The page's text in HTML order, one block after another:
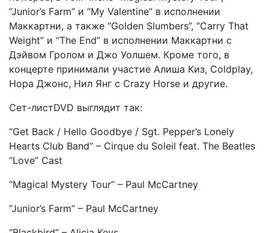
“Junior’s Farm” и “My Valentine” в исполнении
Маккартни, а также “Golden Slumbers”, “Carry That
Weight” и “The End” в исполнении Маккартни с
Дэйвом Гролом и Джо Уолшем. Кроме того, в
концерте принимали участие Алиша Киз, Coldplay,
Нора Джонс, Нил Янг с Crazy Horse и другие.
Cет-листDVD выглядит так:
“Get Back / Hello Goodbye / Sgt. Pepper’s Lonely
Hearts Club Band” – Cirque du Soleil feat. The Beatles
“Love” Cast
“Magical Mystery Tour” – Paul McCartney
“Junior’s Farm” – Paul McCartney